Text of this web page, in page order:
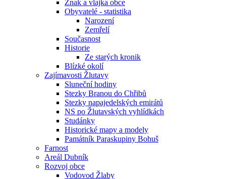
Znak a vlajka obce
Obyvatelé - statistika
Narození
Zemřelí
Současnost
Historie
Ze starých kronik
Blízké okolí
Zajímavosti Žlutavy
Sluneční hodiny
Stezky Branou do Chřibů
Stezky napajedelských emirátů
NS po Žlutavských vyhlídkách
Studánky
Historické mapy a modely
Památník Paraskupiny Bohuš
Farnost
Areál Dubník
Rozvoj obce
Vodovod Žlaby